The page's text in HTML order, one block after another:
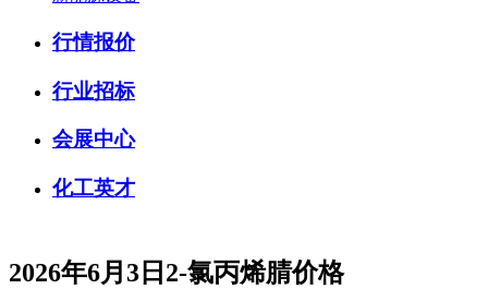
行情报价
行业招标
会展中心
化工英才
2026年6月3日2-氯丙烯腈价格